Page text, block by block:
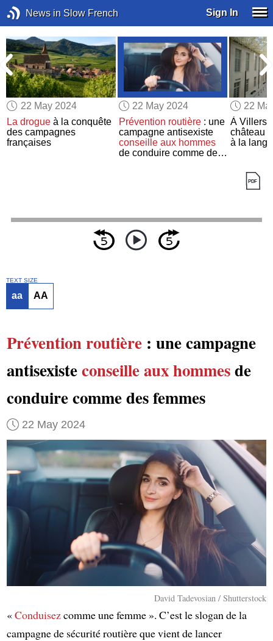
News in Slow French Sign In
22 May 2024
La drogue à la conquête
des campagnes
françaises
22 May 2024
Prévention routière: une
campagne antisexiste
conseille aux hommes
de conduire comme des
22
À Villers-
château
à la
TEXT SIZE
aa AA
Prévention routière: une campagne
antisexisteconseille aux hommesde
conduire comme des femmes
22 May 2024
David Tadevosian / Shutterstock
«Conduisezcomme une femme ». C’est le slogan de la
campagne de sécurité routière que vient de lancer